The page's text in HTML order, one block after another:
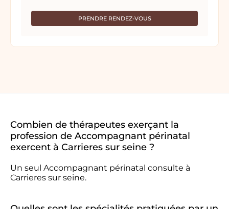
PRENDRE RENDEZ-VOUS
Combien de thérapeutes exerçant la
profession de Accompagnant périnatal
exercent à Carrieres sur seine ?
Un seul Accompagnant périnatal consulte à
Carrieres sur seine.